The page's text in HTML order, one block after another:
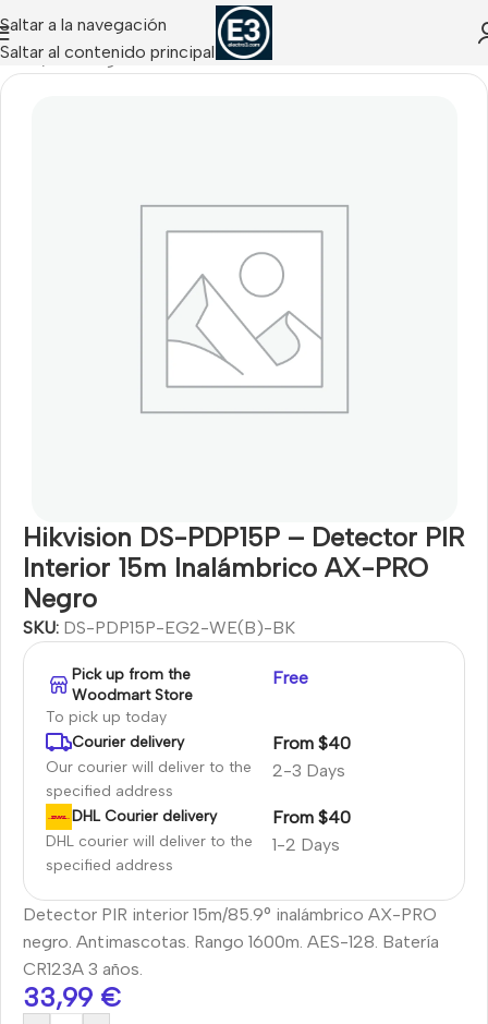
Saltar a la navegación
Saltar al contenido principal
Inicio Uncategorized
Hikvision DS-PDP15P – Detector PIR
Interior 15m Inalámbrico AX-PRO
Negro
SKU: DS-PDP15P-EG2-WE(B)-BK
Pick up from the
Woodmart Store
To pick up today
Free
Courier delivery
Our courier will deliver to the
specified address
2-3 Days
From $40
DHL Courier delivery
DHL courier will deliver to the
specified address
1-2 Days
From $40
Detector PIR interior 15m/85.9° inalámbrico AX-PRO
negro. Antimascotas. Rango 1600m. AES-128. Batería
CR123A 3 años.
33,99 €